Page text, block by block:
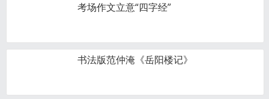
考场作文立意“四字经”
书法版范仲淹《岳阳楼记》